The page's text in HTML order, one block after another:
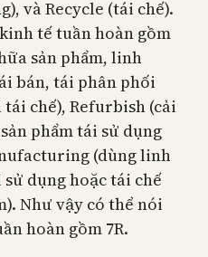
và Recycle (tái chế).
tế tuần hoàn gồm
sản phẩm, linh
bán, tái phân phối
chế), Refurbish (cải
phẩm tái sử dụng
(dùng linh
dụng hoặc tái chế
Như vậy có thể nói
hoàn gồm 7R.